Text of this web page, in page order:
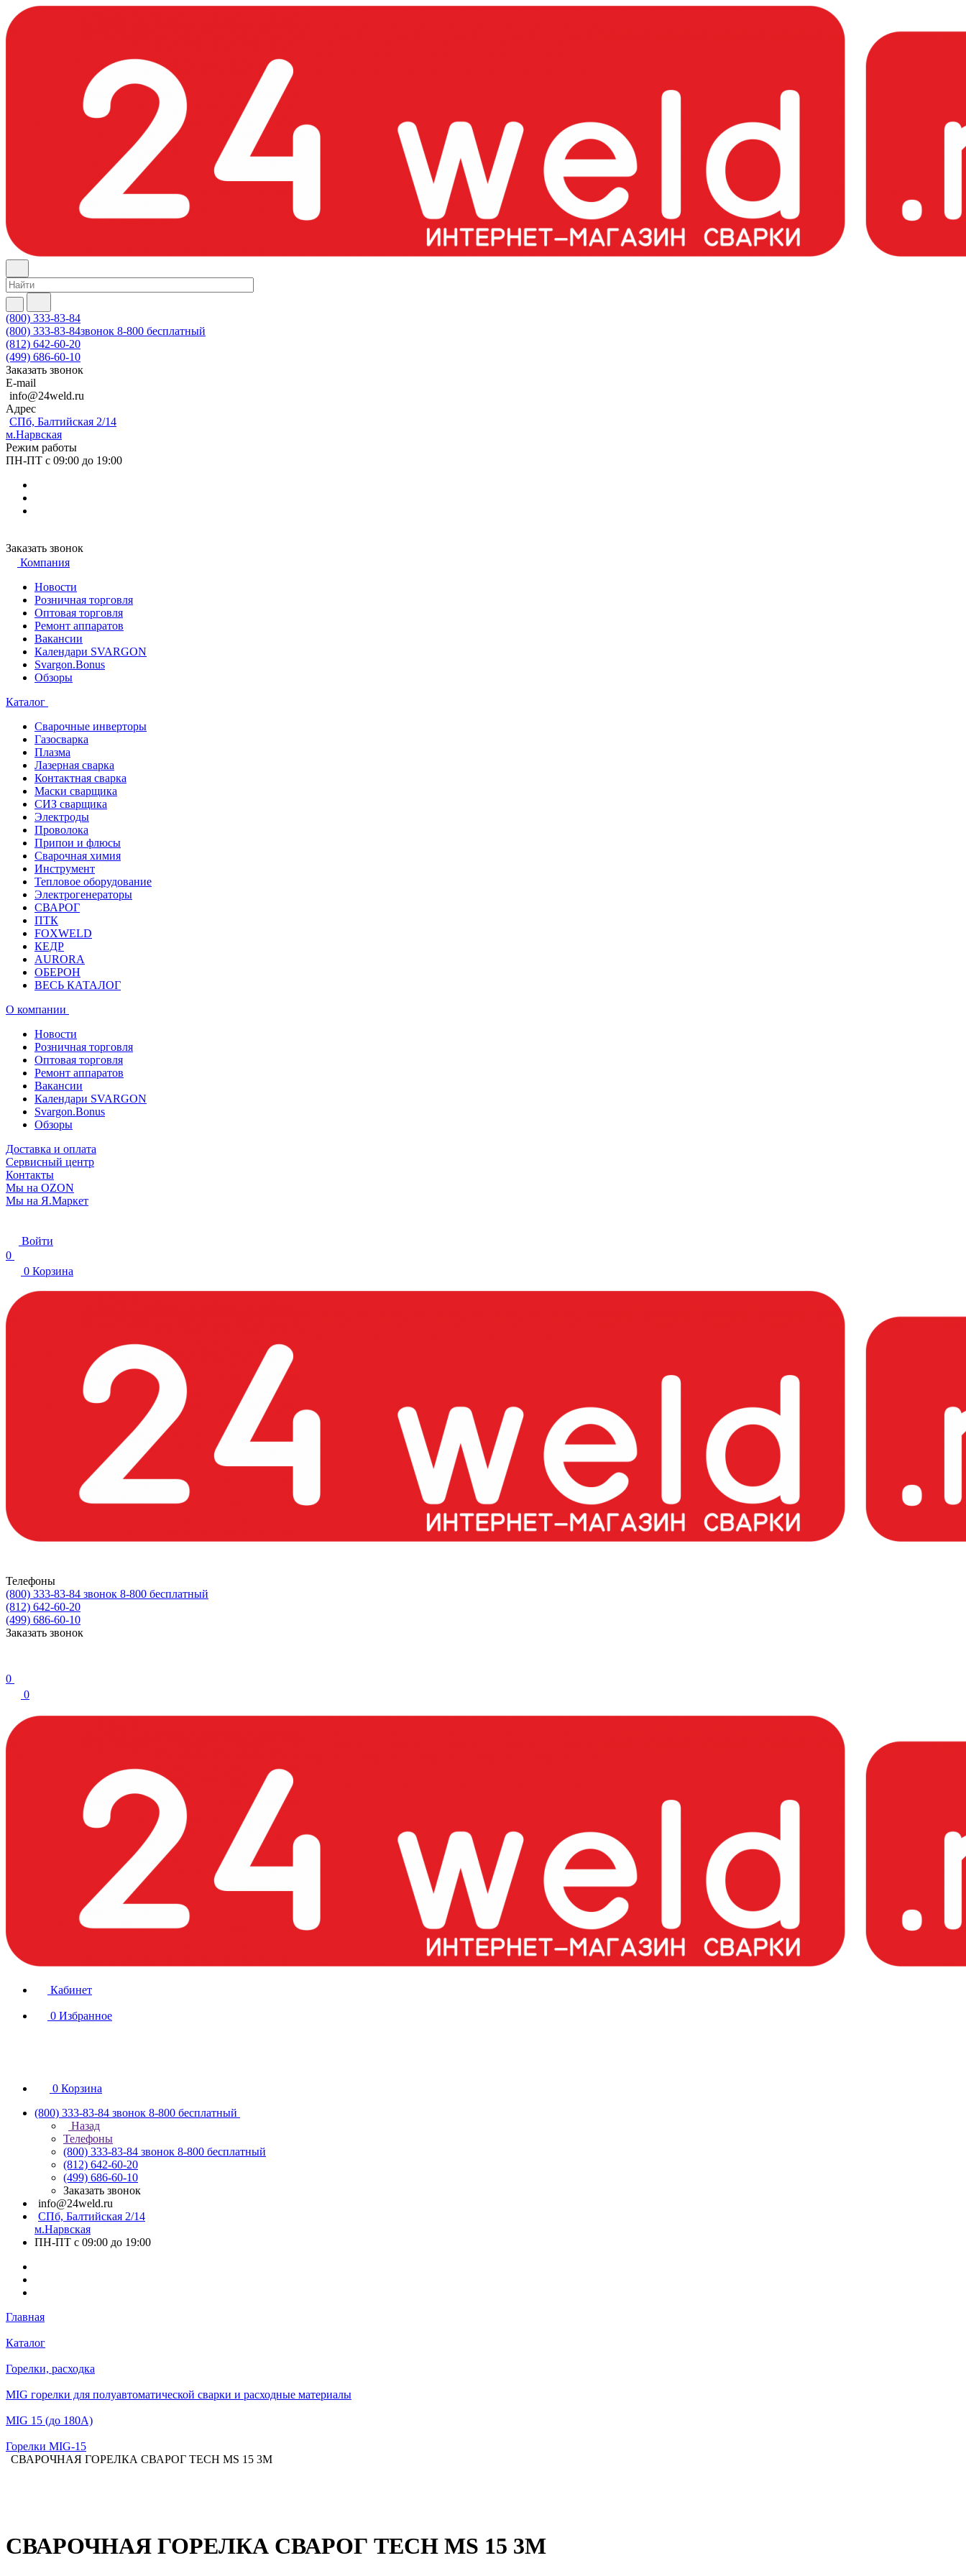
(800) 333-83-84
(800) 333-83-84звонок 8-800 бесплатный
(812) 642-60-20
(499) 686-60-10
Заказать звонок
E-mail
info@24weld.ru
Адрес
СПб, Балтийская 2/14
м.Нарвская
Режим работы
ПН-ПТ с 09:00 до 19:00
Заказать звонок
Компания
Новости
Розничная торговля
Оптовая торговля
Ремонт аппаратов
Вакансии
Календари SVARGON
Svargon.Bonus
Обзоры
Каталог
Сварочные инверторы
Газосварка
Плазма
Лазерная сварка
Контактная сварка
Маски сварщика
СИЗ сварщика
Электроды
Проволока
Припои и флюсы
Сварочная химия
Инструмент
Тепловое оборудование
Электрогенераторы
СВАРОГ
ПТК
FOXWELD
КЕДР
AURORA
ОБЕРОН
ВЕСЬ КАТАЛОГ
О компании
Новости
Розничная торговля
Оптовая торговля
Ремонт аппаратов
Вакансии
Календари SVARGON
Svargon.Bonus
Обзоры
Доставка и оплата
Сервисный центр
Контакты
Мы на OZON
Мы на Я.Маркет
Войти
0
0 Корзина
Телефоны
(800) 333-83-84 звонок 8-800 бесплатный
(812) 642-60-20
(499) 686-60-10
Заказать звонок
0
0
Кабинет
0 Избранное
0 Корзина
(800) 333-83-84 звонок 8-800 бесплатный
Назад
Телефоны
(800) 333-83-84 звонок 8-800 бесплатный
(812) 642-60-20
(499) 686-60-10
Заказать звонок
info@24weld.ru
СПб, Балтийская 2/14
м.Нарвская
ПН-ПТ с 09:00 до 19:00
Главная
Каталог
Горелки, расходка
MIG горелки для полуавтоматической сварки и расходные материалы
MIG 15 (до 180А)
Горелки MIG-15
СВАРОЧНАЯ ГОРЕЛКА СВАРОГ TECH MS 15 3М
СВАРОЧНАЯ ГОРЕЛКА СВАРОГ TECH MS 15 3М